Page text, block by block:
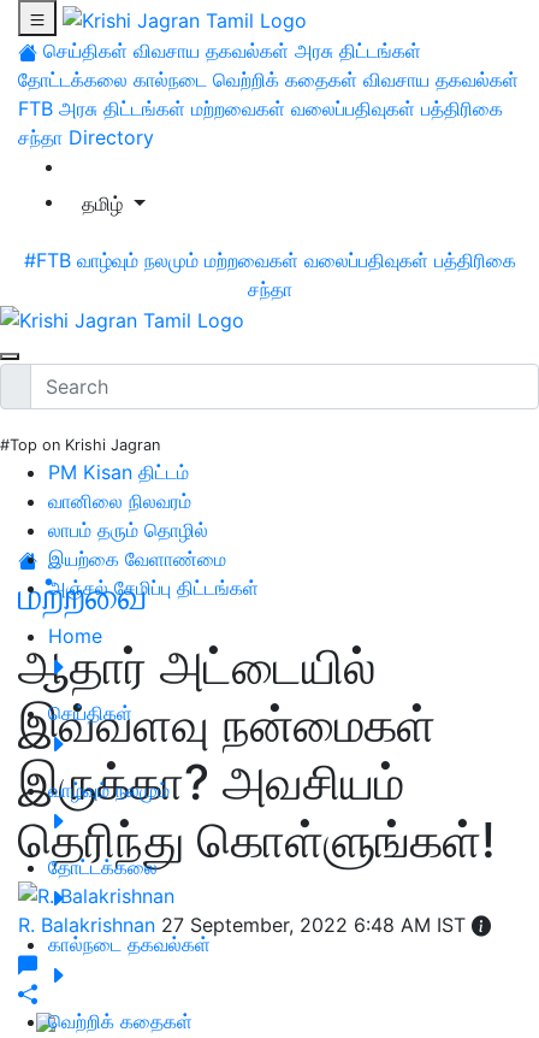
செய்திகள் விவசாய தகவல்கள் அரசு திட்டங்கள்
தோட்டக்கலை கால்நடை வெற்றிக் கதைகள் விவசாய தகவல்கள்
FTB அரசு திட்டங்கள் மற்றவைகள் வலைப்பதிவுகள் பத்திரிகை
சந்தா Directory
தமிழ்
#FTB வாழ்வும் நலமும் மற்றவைகள் வலைப்பதிவுகள் பத்திரிகை
சந்தா
#Top on Krishi Jagran
PM Kisan திட்டம்
வானிலை நிலவரம்
லாபம் தரும் தொழில்
இயற்கை வேளாண்மை
அஞ்சல் சேமிப்பு திட்டங்கள்
Home
செய்திகள்
வாழ்வும் நலமும்
தோட்டக்கலை
கால்நடை தகவல்கள்
வெற்றிக் கதைகள்
மற்றவை
ஆதார் அட்டையில்
இவ்வளவு நன்மைகள்
இருக்கா? அவசியம்
தெரிந்து கொள்ளுங்கள்!
R. Balakrishnan 27 September, 2022 6:48 AM IST